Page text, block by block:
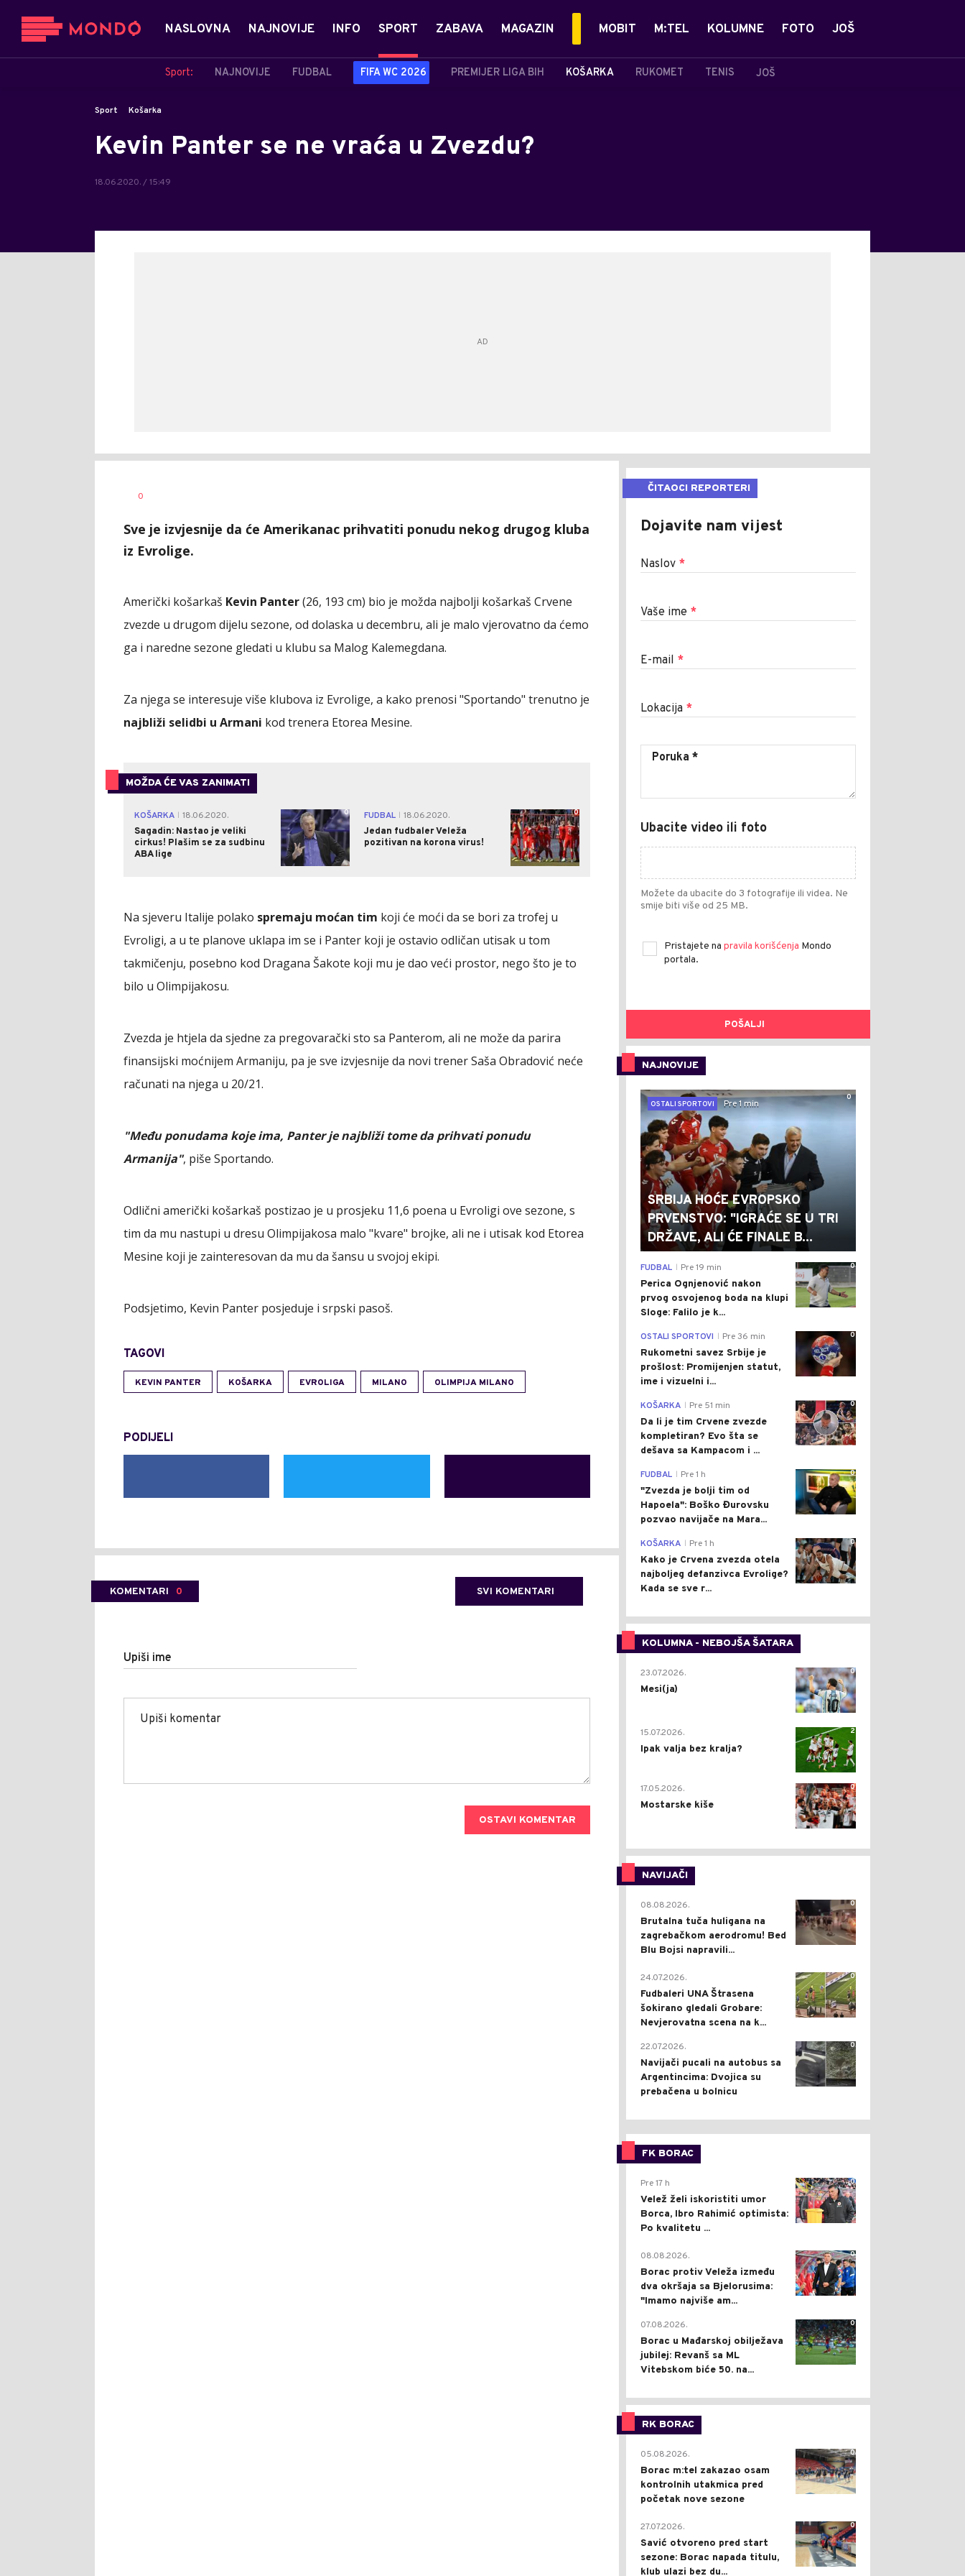
NASLOVNA NAJNOVIJE INFO SPORT
Sport: NAJNOVIJE FUDBAL FIFA WC 2026 PREMIJER LIGA BIH KOŠARKA RUKOMET TENIS JOŠ
ZABAVA MAGAZIN MOBIT M:TEL KOLUMNE FOTO JOŠ
Sport Košarka
Kevin Panter se ne vraća u Zvezdu?
18.06.2020. / 15:49
AUTOR
0
Sve je izvjesnije da će Amerikanac prihvatiti ponudu nekog drugog kluba
iz Evrolige.
Američki košarkaš Kevin Panter(26, 193 cm) bio je možda najbolji košarkaš Crvene
zvezde u drugom dijelu sezone, od dolaska u decembru, ali je malo vjerovatno da ćemo
ga i naredne sezone gledati u klubu sa Malog Kalemegdana.
Za njega se interesuje više klubova iz Evrolige, a kako prenosi "Sportando" trenutno je
najbliži selidbi u Armani kod trenera Etorea Mesine.
MOŽDA ĆE VAS ZANIMATI
KOŠARKA
18.06.2020.
Sagadin: Nastao je veliki
cirkus! Plašim se za sudbinu
ABA lige
0 FUDBAL
18.06.2020.
Jedan fudbaler Veleža
pozitivan na korona virus!
0
Na sjeveru Italije polako spremaju moćan tim koji će moći da se bori za trofej u
Evroligi, a u te planove uklapa im se i Panter koji je ostavio odličan utisak u tom
takmičenju, posebno kod Dragana Šakote koji mu je dao veći prostor, nego što je to
bilo u Olimpijakosu.
Zvezda je htjela da sjedne za pregovarački sto sa Panterom, ali ne može da parira
finansijski moćnijem Armaniju, pa je sve izvjesnije da novi trener Saša Obradović neće
računati na njega u 20/21.
"Među ponudama koje ima, Panter je najbliži tome da prihvati ponudu
Armanija", piše Sportando.
Odlični američki košarkaš postizao je u prosjeku 11,6 poena u Evroligi ove sezone, s
tim da mu nastupi u dresu Olimpijakosa malo "kvare" brojke, ali ne i utisak kod Etorea
Mesine koji je zainteresovan da mu da šansu u svojoj ekipi.
Podsjetimo, Kevin Panter posjeduje i srpski pasoš.
TAGOVI
KEVIN PANTER KOŠARKA EVROLIGA MILANO OLIMPIJA MILANO
PODIJELI
KOMENTARI 0 SVI KOMENTARI
Upiši ime
OSTAVI KOMENTAR
ČITAOCI REPORTERI
Dojavite nam vijest
Naslov *
Vaše ime *
E-mail *
Lokacija *
Ubacite video ili foto
Možete da ubacite do 3 fotografije ili videa. Ne
smije biti više od 25 MB.
Pristajete na pravila korišćenja Mondo
portala.
POŠALJI
NAJNOVIJE
0
OSTALI SPORTOVI
Pre 1 min
SRBIJA HOĆE EVROPSKO
PRVENSTVO: "IGRAĆE SE U TRI
DRŽAVE, ALI ĆE FINALE B...
0
FUDBAL Pre 19 min
Perica Ognjenović nakon
prvog osvojenog boda na klupi
Sloge: Falilo je k...
0
OSTALI SPORTOVI Pre 36 min
Rukometni savez Srbije je
prošlost: Promijenjen statut,
ime i vizuelni i...
0
KOŠARKA Pre 51 min
Da li je tim Crvene zvezde
kompletiran? Evo šta se
dešava sa Kampacom i ...
0
FUDBAL Pre 1 h
"Zvezda je bolji tim od
Hapoela": Boško Đurovsku
pozvao navijače na Mara...
0
KOŠARKA Pre 1 h
Kako je Crvena zvezda otela
najboljeg defanzivca Evrolige?
Kada se sve r...
KOLUMNA - NEBOJŠA ŠATARA
0
23.07.2026.
Mesi(ja)
2
15.07.2026.
Ipak valja bez kralja?
0
17.05.2026.
Mostarske kiše
NAVIJAČI
0
08.08.2026.
Brutalna tuča huligana na
zagrebačkom aerodromu! Bed
Blu Bojsi napravili...
0
24.07.2026.
Fudbaleri UNA Štrasena
šokirano gledali Grobare:
Nevjerovatna scena na k...
0
22.07.2026.
Navijači pucali na autobus sa
Argentincima: Dvojica su
prebačena u bolnicu
FK BORAC
0
Pre 17 h
Velež želi iskoristiti umor
Borca, Ibro Rahimić optimista:
Po kvalitetu ...
0
08.08.2026.
Borac protiv Veleža između
dva okršaja sa Bjelorusima:
"Imamo najviše am...
0
07.08.2026.
Borac u Mađarskoj obilježava
jubilej: Revanš sa ML
Vitebskom biće 50. na...
RK BORAC
0
05.08.2026.
Borac m:tel zakazao osam
kontrolnih utakmica pred
početak nove sezone
0
27.07.2026.
Savić otvoreno pred start
sezone: Borac napada titulu,
klub ulazi bez du...